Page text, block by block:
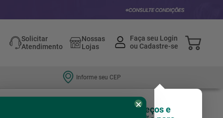
Solicitar
Atendimento
Nossas
Lojas
Informe seu CEP
Olá, você sabia que nossos preços e
×